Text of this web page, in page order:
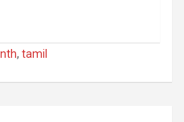
, tamil